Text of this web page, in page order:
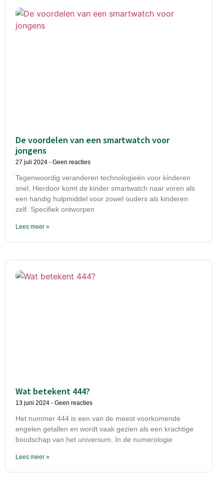
De voordelen van een smartwatch voor
jongens
27 juli 2024 Geen reacties
Tegenwoordig veranderen technologieën voor kinderen
snel. Hierdoor komt de kinder smartwatch naar voren als
een handig hulpmiddel voor zowel ouders als kinderen
zelf. Specifiek ontworpen
Lees meer »
Wat betekent 444?
13 juni 2024 Geen reacties
Het nummer 444 is een van de meest voorkomende
engelen getallen en wordt vaak gezien als een krachtige
boodschap van het universum. In de numerologie
Lees meer »